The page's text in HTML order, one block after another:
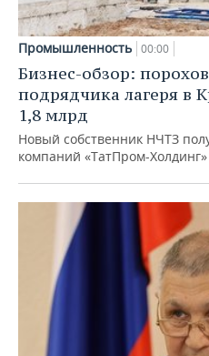
Промышленность 00:00
Бизнес-обзор:
подрядчика лагеря в
1,8 млрд
Новый собственник НЧТЗ
компаний «ТатПром-Холдинг»